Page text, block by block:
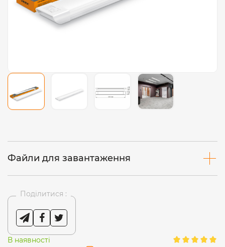
Файли для завантаження
Поділитися :
В наявності